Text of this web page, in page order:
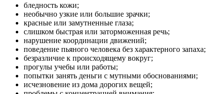
бледность кожи;
необычно узкие или большие зрачки;
красные или замутненные глаза;
слишком быстрая или заторможенная речь;
нарушение координации движений;
поведение пьяного человека без характерного запаха;
безразличие к происходящему вокруг;
прогулы учебы или работы;
попытки занять деньги с мутными обоснованиями;
исчезновение из дома дорогих вещей;